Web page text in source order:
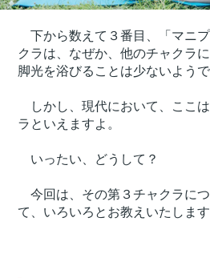
下から数えて３番目、「マニ
クラは、なぜか、他のチャクラ
脚光を浴びることは少ないようで
しかし、現代において、ここ
ラといえますよ。
いったい、どうして？
今回は、その第３チャクラに
て、いろいろとお教えいたします